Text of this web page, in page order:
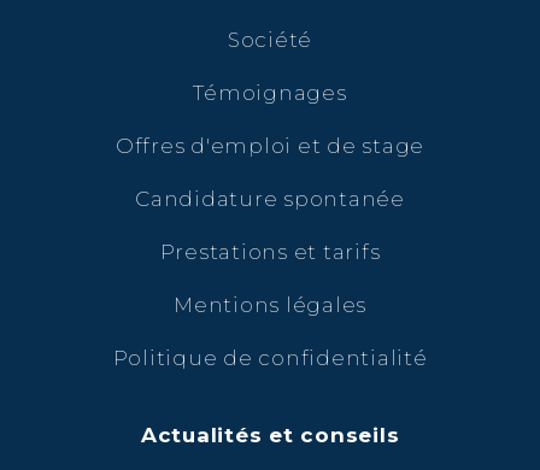
Société
Témoignages
Offres d'emploi et de stage
Candidature spontanée
Prestations et tarifs
Mentions légales
Politique de confidentialité
Actualités et conseils